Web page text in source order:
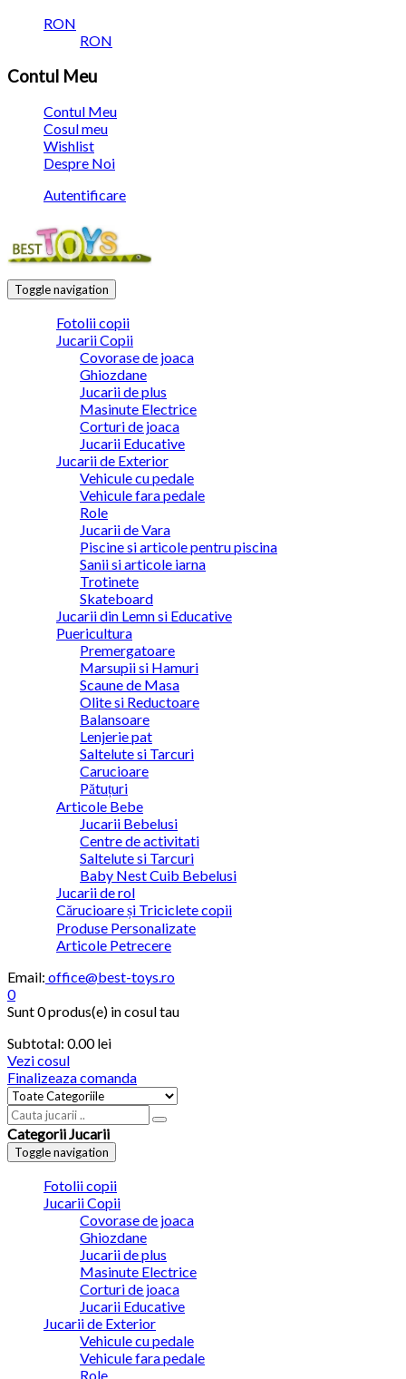
RON
RON
Contul Meu
Contul Meu
Cosul meu
Wishlist
Despre Noi
Autentificare
Toggle navigation
Fotolii copii
Jucarii Copii
Covorase de joaca
Ghiozdane
Jucarii de plus
Masinute Electrice
Corturi de joaca
Jucarii Educative
Jucarii de Exterior
Vehicule cu pedale
Vehicule fara pedale
Role
Jucarii de Vara
Piscine si articole pentru piscina
Sanii si articole iarna
Trotinete
Skateboard
Jucarii din Lemn si Educative
Puericultura
Premergatoare
Marsupii si Hamuri
Scaune de Masa
Olite si Reductoare
Balansoare
Lenjerie pat
Saltelute si Tarcuri
Carucioare
Pătuțuri
Articole Bebe
Jucarii Bebelusi
Centre de activitati
Saltelute si Tarcuri
Baby Nest Cuib Bebelusi
Jucarii de rol
Cărucioare și Triciclete copii
Produse Personalizate
Articole Petrecere
Email: office@best-toys.ro
0
Sunt0 produs(e) in cosul tau
Subtotal: 0.00lei
Vezi cosul
Finalizeaza comanda
Categorii Jucarii
Toggle navigation
Fotolii copii
Jucarii Copii
Covorase de joaca
Ghiozdane
Jucarii de plus
Masinute Electrice
Corturi de joaca
Jucarii Educative
Jucarii de Exterior
Vehicule cu pedale
Vehicule fara pedale
Role